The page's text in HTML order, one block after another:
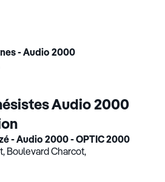
- Audio 2000
Audio 2000
- Audio 2000 - OPTIC 2000
Boulevard Charcot,